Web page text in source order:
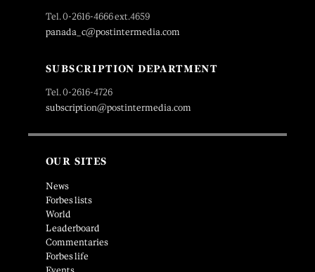
Tel. 0-2616-4666 ext.4659
panada_c@postintermedia.com
SUBSCRIPTION DEPARTMENT
Tel. 0-2616-4726
subscription@postintermedia.com
OUR SITES
News
Forbes lists
World
Leaderboard
Commentaries
Forbes life